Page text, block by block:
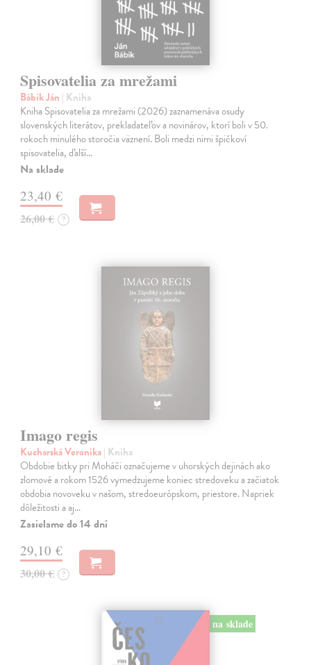
Spisovatelia za mrežami
Bábik Ján | Kniha
Kniha Spisovatelia za mrežami (2026) zaznamenáva osudy
slovenských literátov, prekladateľov a novinárov, ktorí boli v 50.
rokoch minulého storočia väznení. Boli medzi nimi špičkoví
spisovatelia, ďalší…
Na sklade
23,40 €
26,00 € ?
Imago regis
Kucharská Veronika| Kniha
Obdobie bitky pri Moháči označujeme v uhorských dejinách ako
zlomové a rokom 1526 vymedzujeme koniec stredoveku a začiatok
obdobia novoveku v našom, stredoeurópskom, priestore. Napriek
dôležitosti a aj…
Zasielame do 14 dní
29,10 €
30,00 € ?
na sklade